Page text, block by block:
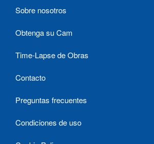
Sobre nosotros
Obtenga su Cam
Time-Lapse de Obras
Contacto
Preguntas frecuentes
Condiciones de uso